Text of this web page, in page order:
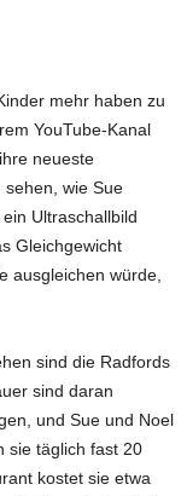
mehr haben zu
YouTube-Kanal
neueste
sehen, wie Sue
Ultraschallbild
Gleichgewicht
ausgleichen würde,
sind die Radfords
sind daran
und Sue und Noel
sie täglich fast 20
kostet sie etwa